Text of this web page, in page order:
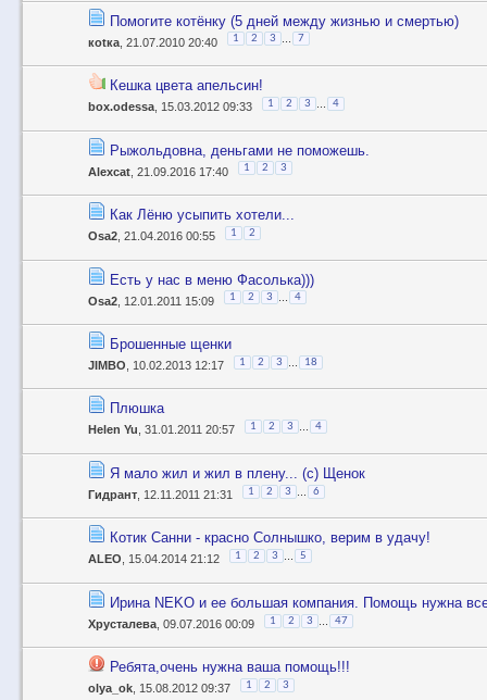
Помогите котёнку (5 дней между жизнью и смертью)
коtка , 21.07.2010 20:40 1 2 3 7
Кешка цвета апельсин!
box.odessa , 15.03.2012 09:33 1 2 3 4
Рыжольдовна, деньгами не поможешь.
Alexcat , 21.09.2016 17:40 1 2 3
Как Лёню усыпить хотели...
Osa2 , 21.04.2016 00:55 1 2
Есть у нас в меню Фасолька)))
Osa2 , 12.01.2011 15:09 1 2 3 4
Брошенные щенки
JIMBO , 10.02.2013 12:17 1 2 3 18
Плюшка
Helen Yu , 31.01.2011 20:57 1 2 3 4
Я мало жил и жил в плену... (с) Щенок
Гидрант , 12.11.2011 21:31 1 2 3 6
Котик Санни - красно Солнышко, верим в удачу!
ALEO , 15.04.2014 21:12 1 2 3 5
Ирина NEKO и ее большая компания. Помощь нужна
Хрусталева , 09.07.2016 00:09 1 2 3 47
Ребята,очень нужна ваша помощь!!!
olya_ok , 15.08.2012 09:37 1 2 3